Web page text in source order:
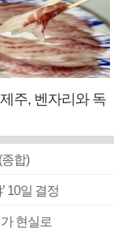
주, 벤자리와 독
합)
10일 결정
현실로